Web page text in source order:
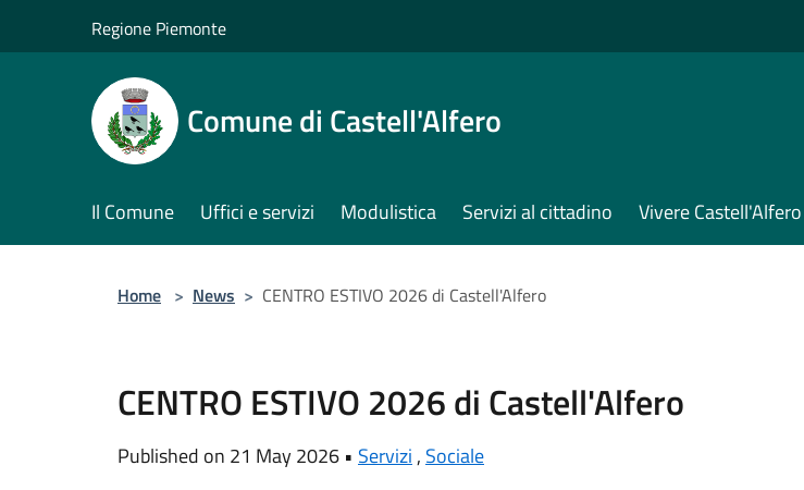
Regione Piemonte
Comune di Castell'Alfero
Il Comune Uffici e servizi Modulistica Servizi al cittadino Vivere Castell'Alfero
Home > News > CENTRO ESTIVO 2026 di Castell'Alfero
CENTRO ESTIVO 2026 di Castell'Alfero
Published on 21 May 2026 • Servizi , Sociale